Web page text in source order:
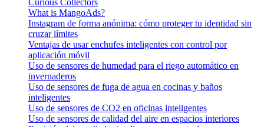
What is MangoAds?
Instagram de forma anónima: cómo proteger tu identidad sin
cruzar límites
Ventajas de usar enchufes inteligentes con control por
aplicación móvil
Uso de sensores de humedad para el riego automático en
invernaderos
Uso de sensores de fuga de agua en cocinas y baños
inteligentes
Uso de sensores de CO2 en oficinas inteligentes
Uso de sensores de calidad del aire en espacios interiores